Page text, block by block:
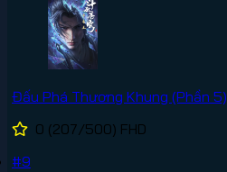
Đấu Phá Thương Khung (Phần 5)
0 (207/500) FHD
#9